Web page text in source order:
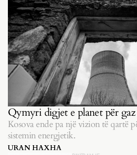
Qymyri digjet e planet për
Kosova ende pa një vizion të qartë
sistemin energjetik.
URAN HAXHA